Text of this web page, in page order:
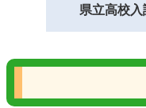
県立高校